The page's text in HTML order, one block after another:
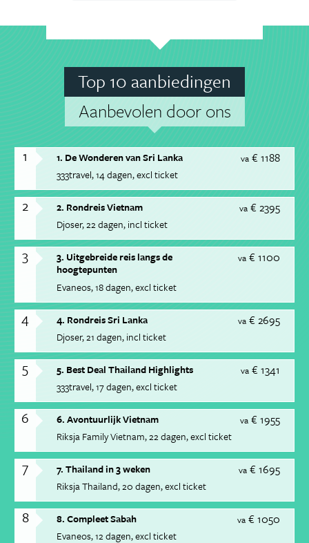
Top 10 aanbiedingen
Aanbevolen door ons
1 va € 1188
1. De Wonderen van Sri Lanka
333travel 14 dagen excl ticket
2 va € 2395
2. Rondreis Vietnam
Djoser 22 dagen incl ticket
3 va € 1100
3. Uitgebreide reis langs de
hoogtepunten
Evaneos 18 dagen excl ticket
4 va € 2695
4. Rondreis Sri Lanka
Djoser 21 dagen incl ticket
5 va € 1341
5. Best Deal Thailand Highlights
333travel 17 dagen excl ticket
6 va € 1955
6. Avontuurlijk Vietnam
Riksja Family Vietnam 22 dagen excl ticket
7 va € 1695
7. Thailand in 3 weken
Riksja Thailand 20 dagen excl ticket
8 va € 1050
8. Compleet Sabah
Evaneos 12 dagen excl ticket